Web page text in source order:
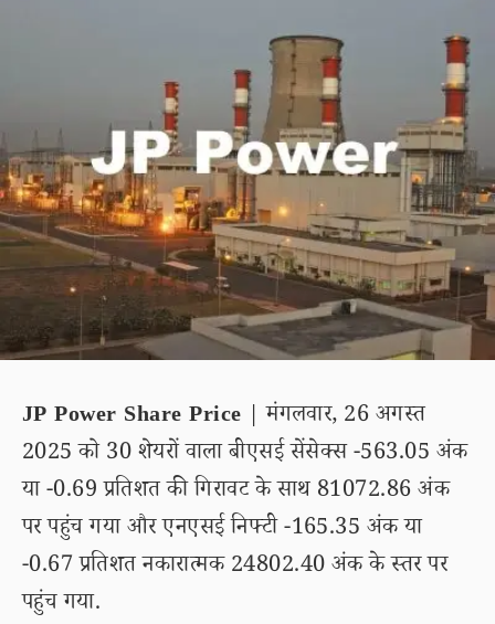
JP Power Share Price | मंगलवार, 26 अगस्त
2025 को 30 शेयरों वाला बीएसई सेंसेक्स -563.05 अंक
या -0.69 प्रतिशत की गिरावट के साथ 81072.86 अंक
पर पहुंच गया और एनएसई निफ्टी -165.35 अंक या
-0.67 प्रतिशत नकारात्मक 24802.40 अंक के स्तर पर
पहुंच गया.